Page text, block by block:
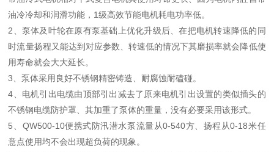
油冷冷却和润滑功能，1级高效节能电机耗电功率低。
2、泵体及叶轮在原有泵基础上优化升级后、在把电机转速降低的同
时流量扬程又能达到对应参数、转速低的情况下其磨损率就会降低使
用寿命就会大大延长。
3、泵体采用良好不锈钢精密铸造、耐腐蚀耐磕碰。
4、电机引出电缆由顶部引出减去了原来电机引出设置的类似插头的
不锈钢电缆防护罩、其加重了泵体的重量，没有必要采用该形式。
5、 QW500-10便携式防汛潜水泵流量从0-540方、扬程从0-18米任
意点使用均不会出现超负荷的现象。